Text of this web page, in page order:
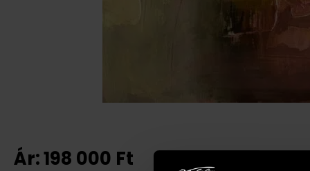
Ár:198 000 Ft